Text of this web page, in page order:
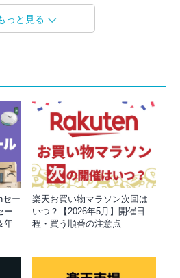
っと見る
セー
ー
年
楽天お買い物マラソン次回は
いつ？【2026年5月】開催日
程・買う順番の注意点